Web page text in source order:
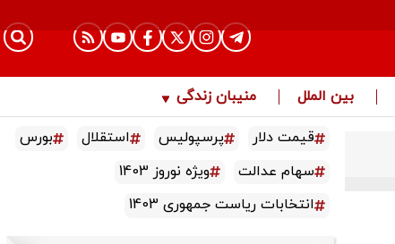
بین الملل منیبان زندگی
قیمت دلار پرسپولیس استقلال
بورس
سهام عدالت
ویژه نوروز 1403
انتخابات ریاست جمهوری 1403